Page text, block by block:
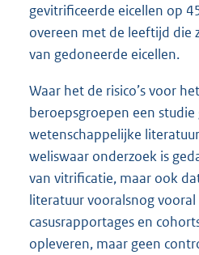
gevitrificeerde eicellen op
overeen met de leeftijd die
van gedoneerde eicellen.
Waar het de risico’s voor
beroepsgroepen een
wetenschappelijke
weliswaar onderzoek is
van vitrificatie, maar ook
literatuur vooralsnog
casusrapportages en
opleveren, maar geen